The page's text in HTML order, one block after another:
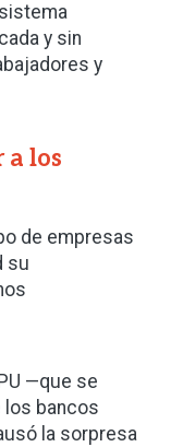
y sin
y
a los
de empresas
su
—que se
los bancos
la sorpresa